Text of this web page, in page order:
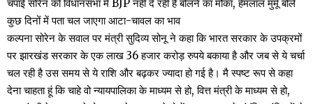
चंपाई सोरेन को विधानसभा में BJP नहीं दे रही है बोलने का मौका, हेमलाल मुर्मू बोले
कुछ दिनों में पता चल जाएगा आटा-चावल का भाव
कल्पना सोरेन के सवाल पर मंत्री सुदिव्य सोनू ने कहा कि भारत सरकार के उपक्रमों
पर झारखंड सरकार के एक लाख 36 हजार करोड़ रुपये बकाया है और जब से ये चर्चा
चल रही है उस समय से ये राशि और बढ़कर ज्यादा हो गई है। मै स्पष्ट रूप से कहा
देना चाहता हूं कि चाहे वो न्यायपालिका के माध्यम से हो, वित्त मंत्री के माध्यम से हो,